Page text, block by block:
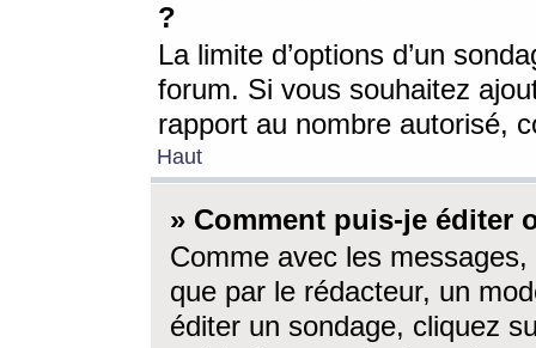
?
La limite d’options d’un
forum. Si vous souhaitez
rapport au nombre autorisé,
Haut
» Comment puis-je éditer
Comme avec les
que par le rédacteur, un
éditer un sondage, cliquez